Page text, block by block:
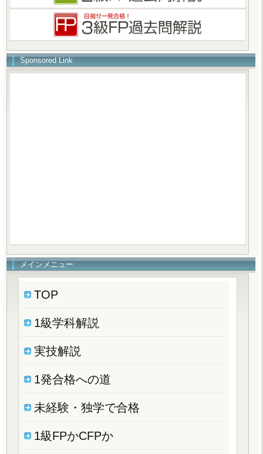
Sponsored Link
メインメニュー
TOP
1級学科解説
実技解説
1発合格への道
未経験・独学で合格
1級FPかCFPか